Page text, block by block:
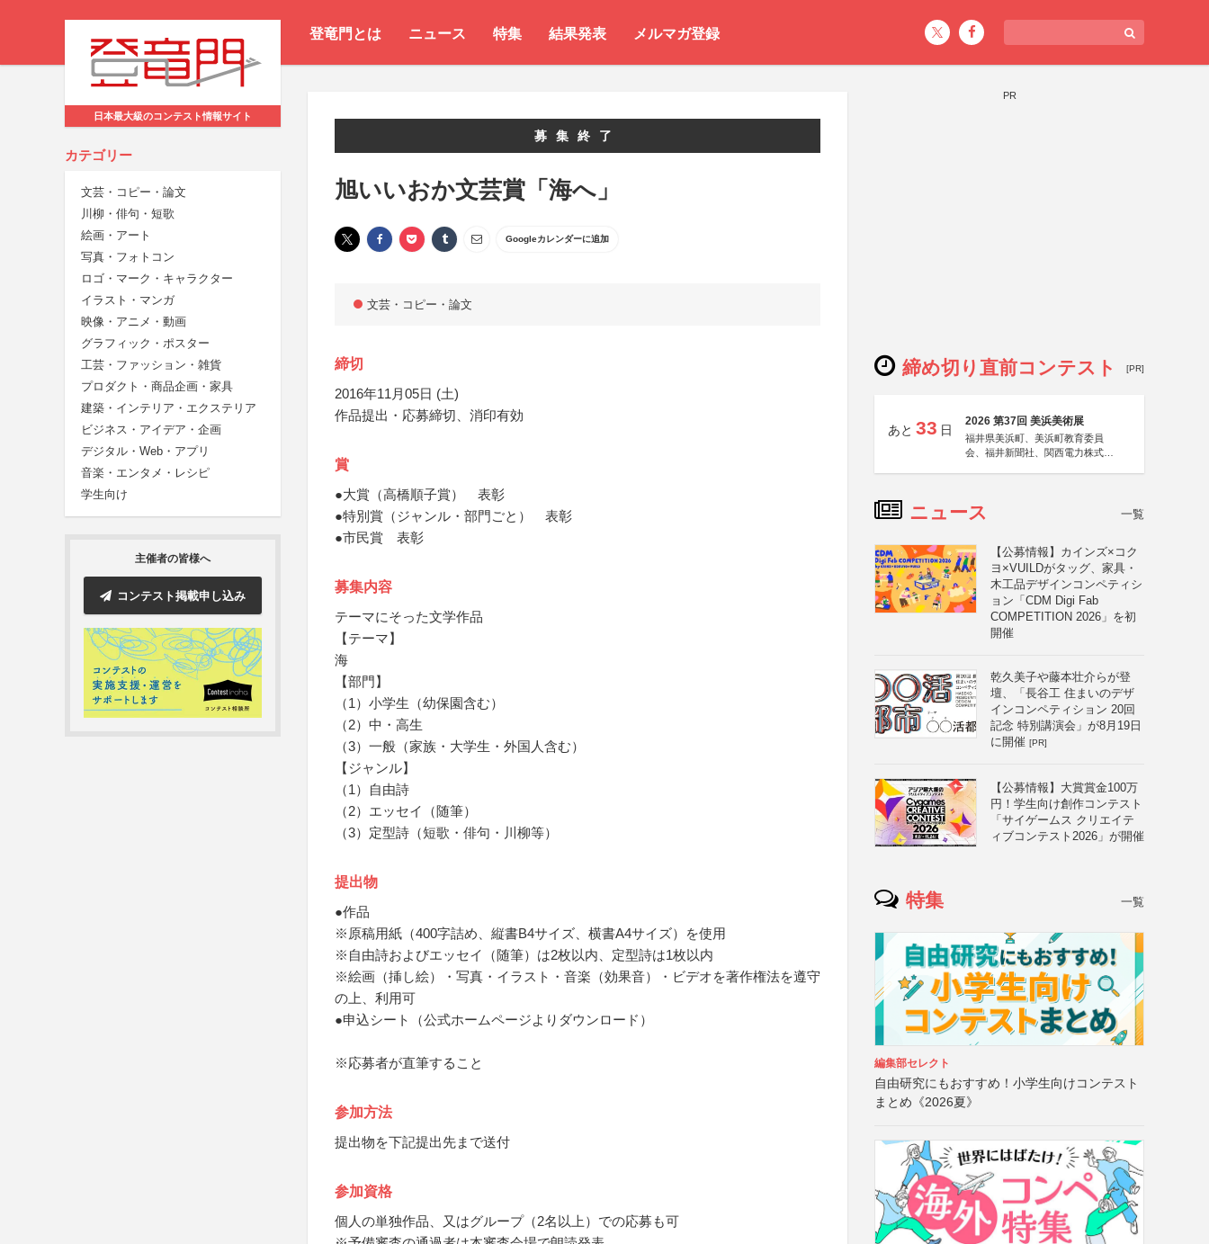
登竜門とは ニュース 特集 結果発表 メルマガ登録
日本最大級のコンテスト情報サイト
カテゴリー
文芸・コピー・論文
川柳・俳句・短歌
絵画・アート
写真・フォトコン
ロゴ・マーク・キャラクター
イラスト・マンガ
映像・アニメ・動画
グラフィック・ポスター
工芸・ファッション・雑貨
プロダクト・商品企画・家具
建築・インテリア・エクステリア
ビジネス・アイデア・企画
デジタル・Web・アプリ
音楽・エンタメ・レシピ
学生向け
主催者の皆様へ
コンテスト掲載申し込み
募集終了
旭いいおか文芸賞「海へ」
Googleカレンダーに追加
文芸・コピー・論文
締切
2016年11月05日 (土)
作品提出・応募締切、消印有効
賞
●大賞（高橋順子賞） 表彰
●特別賞（ジャンル・部門ごと） 表彰
●市民賞 表彰
募集内容
テーマにそった文学作品
【テーマ】
海
【部門】
（1）小学生（幼保園含む）
（2）中・高生
（3）一般（家族・大学生・外国人含む）
【ジャンル】
（1）自由詩
（2）エッセイ（随筆）
（3）定型詩（短歌・俳句・川柳等）
提出物
●作品
※原稿用紙（400字詰め、縦書B4サイズ、横書A4サイズ）を使用
※自由詩およびエッセイ（随筆）は2枚以内、定型詩は1枚以内
※絵画（挿し絵）・写真・イラスト・音楽（効果音）・ビデオを著作権法を遵守
の上、利用可
●申込シート（公式ホームページよりダウンロード）
※応募者が直筆すること
参加方法
提出物を下記提出先まで送付
参加資格
個人の単独作品、又はグループ（2名以上）での応募も可
PR
締め切り直前コンテスト [PR]
あと 33 日
2026 第37回 美浜美術展
福井県美浜町、美浜町教育委員
会、福井新聞社、関西電力株式会
ニュース 一覧
【公募情報】カインズ×コク
ヨ×VUILDがタッグ、家具・
木工品デザインコンペティシ
ョン「CDM Digi Fab
COMPETITION 2026」を初
開催
乾久美子や藤本壮介らが登
壇、「長谷工 住まいのデザ
インコンペティション 20回
記念 特別講演会」が8月19日
に開催 [PR]
【公募情報】大賞賞金100万
円！学生向け創作コンテスト
「サイゲームス クリエイテ
ィブコンテスト2026」が開催
特集 一覧
編集部セレクト
自由研究にもおすすめ！小学生向けコンテスト
まとめ《2026夏》